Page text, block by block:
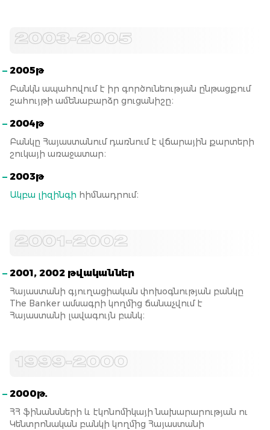
2003-2005
2005թ
Բանկն ապահովում է իր գործունեության ընթացքում
շահույթի ամենաբարձր ցուցանիշը։
2004թ
Բանկը Հայաստանում դառնում է վճարային քարտերի
շուկայի առաջատար։
2003թ
Ակբա լիզինգի հիմնադրում։
2001-2002
2001, 2002 թվականներ
Հայաստանի գյուղացիական փոխօգնության բանկը
The Banker ամսագրի կողմից ճանաչվում է
Հայաստանի լավագույն բանկ։
1999-2000
2000թ.
ՀՀ ֆինանսների և էկոնոմիկայի նախարարության ու
Կենտրոնական բանկի կողմից Հայաստանի